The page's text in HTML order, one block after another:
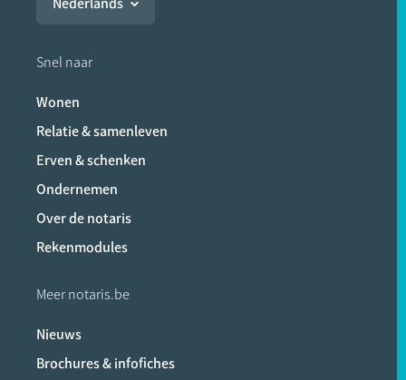
Snel naar
Wonen
Relatie & samenleven
Erven & schenken
Ondernemen
Over de notaris
Rekenmodules
Meer notaris.be
Nieuws
Brochures & infofiches